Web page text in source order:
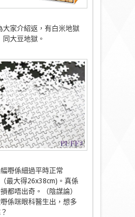
大家介紹返，有白米地獄
同大豆地獄。
嘢係細過平時正常
最大得26x38cm)。真係
都唔出奇。（陰謀論）
係咪眼科醫生出，想多